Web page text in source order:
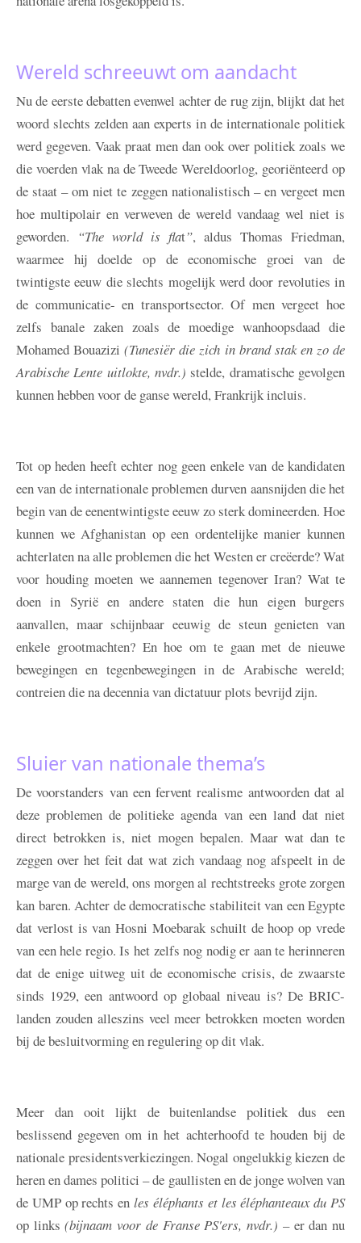
Wereld schreeuwt om aandacht
Nu de eerste debatten evenwel achter de rug zijn, blijkt dat het
woord slechts zelden aan experts in de internationale politiek
werd gegeven. Vaak praat men dan ook over politiek zoals we
die voerden vlak na de Tweede Wereldoorlog, georiënteerd op
de staat – om niet te zeggen nationalistisch – en vergeet men
hoe multipolair en verweven de wereld vandaag wel niet is
geworden. “The world is flat”, aldus Thomas Friedman,
waarmee hij doelde op de economische groei van de
twintigste eeuw die slechts mogelijk werd door revoluties in
de communicatie- en transportsector. Of men vergeet hoe
zelfs banale zaken zoals de moedige wanhoopsdaad die
Mohamed Bouazizi(Tunesiër die zich in brand stak en zo de
Arabische Lente uitlokte, nvdr.) stelde, dramatische gevolgen
kunnen hebben voor de ganse wereld, Frankrijk incluis.
Tot op heden heeft echter nog geen enkele van de kandidaten
een van de internationale problemen durven aansnijden die het
begin van de eenentwintigste eeuw zo sterk domineerden. Hoe
kunnen we Afghanistan op een ordentelijke manier kunnen
achterlaten na alle problemen die het Westen er creëerde? Wat
voor houding moeten we aannemen tegenover Iran? Wat te
doen in Syrië en andere staten die hun eigen burgers
aanvallen, maar schijnbaar eeuwig de steun genieten van
enkele grootmachten? En hoe om te gaan met de nieuwe
bewegingen en tegenbewegingen in de Arabische wereld;
contreien die na decennia van dictatuur plots bevrijd zijn.
Sluier van nationale thema’s
De voorstanders van een fervent realisme antwoorden dat al
deze problemen de politieke agenda van een land dat niet
direct betrokken is, niet mogen bepalen. Maar wat dan te
zeggen over het feit dat wat zich vandaag nog afspeelt in de
marge van de wereld, ons morgen al rechtstreeks grote zorgen
kan baren. Achter de democratische stabiliteit van een Egypte
dat verlost is van Hosni Moebarak schuilt de hoop op vrede
van een hele regio. Is het zelfs nog nodig er aan te herinneren
dat de enige uitweg uit de economische crisis, de zwaarste
sinds 1929, een antwoord op globaal niveau is? De BRIC-
landen zouden alleszins veel meer betrokken moeten worden
bij de besluitvorming en regulering op dit vlak.
Meer dan ooit lijkt de buitenlandse politiek dus een
beslissend gegeven om in het achterhoofd te houden bij de
nationale presidentsverkiezingen. Nogal ongelukkig kiezen de
heren en dames politici – de gaullisten en de jonge wolven van
de UMP op rechts enles éléphants et les éléphanteaux du PS
op links(bijnaam voor de Franse PS'ers, nvdr.) – er dan nu